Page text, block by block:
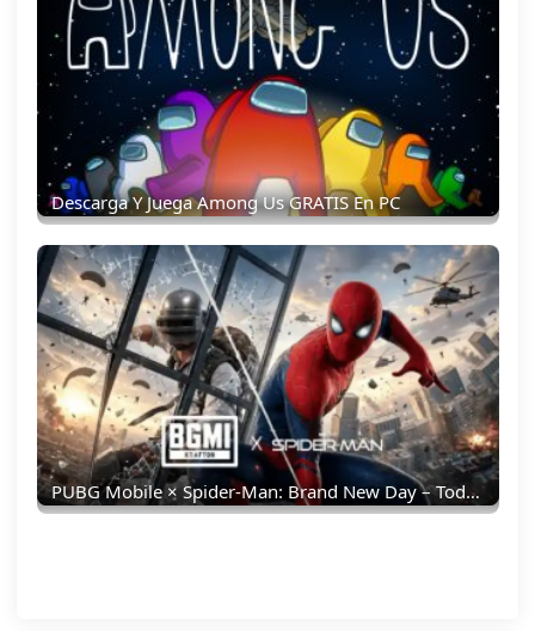
Descarga Y Juega Among Us GRATIS En PC
PUBG Mobile × Spider-Man: Brand New Day – Todo Lo Que Debes Saber: Skins, Fecha, Recompensas Y Más